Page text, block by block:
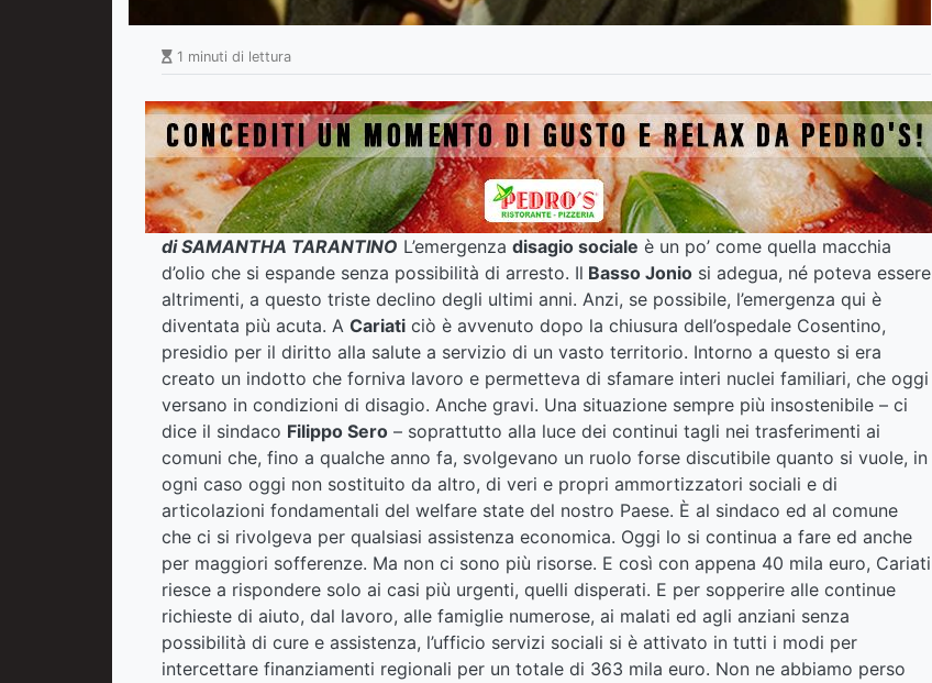
1 minuti di lettura
di SAMANTHA TARANTINO L’emergenza disagio sociale è un po’ come quella macchia
d’olio che si espande senza possibilità di arresto. Il Basso Jonio si adegua, né poteva essere
altrimenti, a questo triste declino degli ultimi anni. Anzi, se possibile, l’emergenza qui è
diventata più acuta. A Cariati ciò è avvenuto dopo la chiusura dell’ospedale Cosentino,
presidio per il diritto alla salute a servizio di un vasto territorio. Intorno a questo si era
creato un indotto che forniva lavoro e permetteva di sfamare interi nuclei familiari, che oggi
versano in condizioni di disagio. Anche gravi. Una situazione sempre più insostenibile – ci
dice il sindaco Filippo Sero – soprattutto alla luce dei continui tagli nei trasferimenti ai
comuni che, fino a qualche anno fa, svolgevano un ruolo forse discutibile quanto si vuole, in
ogni caso oggi non sostituito da altro, di veri e propri ammortizzatori sociali e di
articolazioni fondamentali del welfare state del nostro Paese. È al sindaco ed al comune
che ci si rivolgeva per qualsiasi assistenza economica. Oggi lo si continua a fare ed anche
per maggiori sofferenze. Ma non ci sono più risorse. E così con appena 40 mila euro, Cariati
riesce a rispondere solo ai casi più urgenti, quelli disperati. E per sopperire alle continue
richieste di aiuto, dal lavoro, alle famiglie numerose, ai malati ed agli anziani senza
possibilità di cure e assistenza, l’ufficio servizi sociali si è attivato in tutti i modi per
intercettare finanziamenti regionali per un totale di 363 mila euro. Non ne abbiamo perso